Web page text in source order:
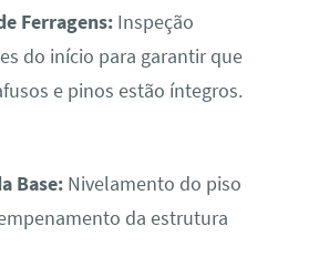
Ferragens:Inspeção
do início para garantir que
e pinos estão íntegros.
Base:Nivelamento do piso
da estrutura